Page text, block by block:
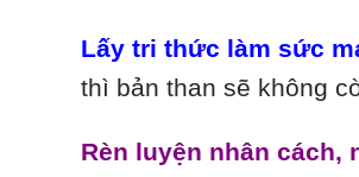
Lấytri thức làm sức
thì bản than sẽ không
Rèn luyện nhân cách,